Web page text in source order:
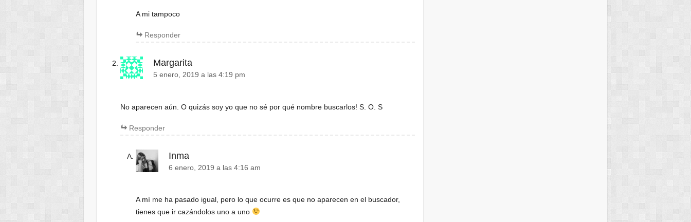
A mi tampoco
Responder
Margarita
5 enero, 2019 a las 4:19 pm
No aparecen aún. O quizás soy yo que no sé por qué nombre buscarlos! S. O. S
Responder
Inma
6 enero, 2019 a las 4:16 am
A mí me ha pasado igual, pero lo que ocurre es que no aparecen en el buscador,
tienes que ir cazándolos uno a uno